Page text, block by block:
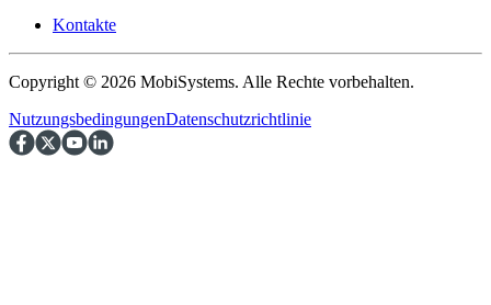
Kontakte
Copyright © 2026 MobiSystems. Alle Rechte vorbehalten.
NutzungsbedingungenDatenschutzrichtlinie